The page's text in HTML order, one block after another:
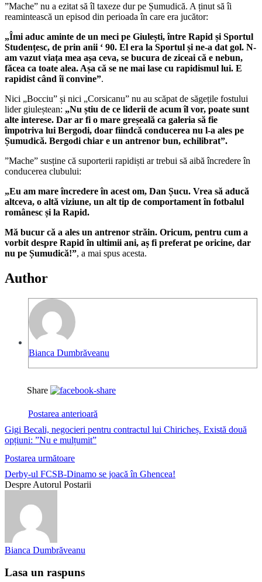
”Mache” nu a ezitat să îl taxeze dur pe Șumudică. A ținut să îi
reamintească un episod din perioada în care era jucător:
„Îmi aduc aminte de un meci pe Giulești, între Rapid și Sportul
Studențesc, de prin anii ‘ 90. El era la Sportul și ne-a dat gol. N-
am vazut viața mea așa ceva, se bucura de ziceai că e nebun,
făcea ca toate alea. Așa că se ne mai lase cu rapidismul lui. E
rapidist când îi convine”.
Nici „Bocciu” și nici „Corsicanu” nu au scăpat de săgețile fostului
lider giuleștean: „Nu știu de ce liderii de acum îl vor, poate sunt
alte interese. Dar ar fi o mare greșeală ca galeria să fie
împotriva lui Bergodi, doar fiindcă conducerea nu l-a ales pe
Șumudică. Bergodi chiar e un antrenor bun, echilibrat”.
”Mache” susține că suporterii rapidiști ar trebui să aibă încredere în
conducerea clubului:
„Eu am mare încredere în acest om, Dan Șucu. Vrea să aducă
altceva, o altă viziune, un alt tip de comportament în fotbalul
românesc și la Rapid.
Mă bucur că a ales un antrenor străin. Oricum, pentru cum a
vorbit despre Rapid în ultimii ani, aș fi preferat pe oricine, dar
nu pe Șumudică!”, a mai spus acesta.
Author
Bianca Dumbrăveanu
Share
Postarea anterioară
Gigi Becali, negocieri pentru contractul lui Chiricheș. Există două
opțiuni: ”Nu e mulțumit”
Postarea următoare
Derby-ul FCSB-Dinamo se joacă în Ghencea!
Despre Autorul Postarii
Bianca Dumbrăveanu
Lasa un raspuns